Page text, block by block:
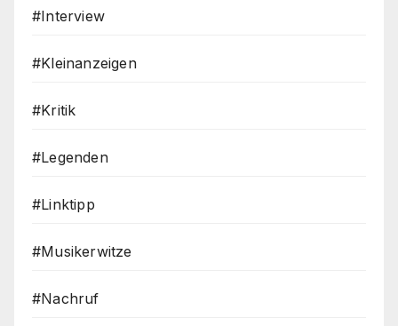
#Interview
#Kleinanzeigen
#Kritik
#Legenden
#Linktipp
#Musikerwitze
#Nachruf